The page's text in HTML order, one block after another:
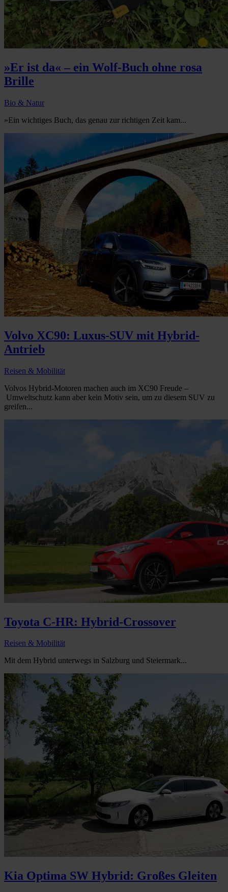
»Er ist da« – ein Wolf-Buch ohne rosa
Brille
Bio & Natur
»Ein wichtiges Buch, das genau zur richtigen Zeit kam...
Volvo XC90: Luxus-SUV mit Hybrid-
Antrieb
Reisen & Mobilität
Volvos Hybrid-Motoren machen auch im XC90 Freude –
Umweltschutz kann aber kein Motiv sein, um zu diesem SUV zu
greifen...
Toyota C-HR: Hybrid-Crossover
Reisen & Mobilität
Mit dem Hybrid unterwegs in Salzburg und Steiermark...
Kia Optima SW Hybrid: Großes Gleiten